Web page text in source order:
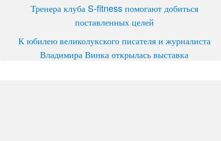
Тренера клуба S-fitness помогают добиться
поставленных целей
К юбилею великолукского писателя и журналиста
Владимира Винка открылась выставка